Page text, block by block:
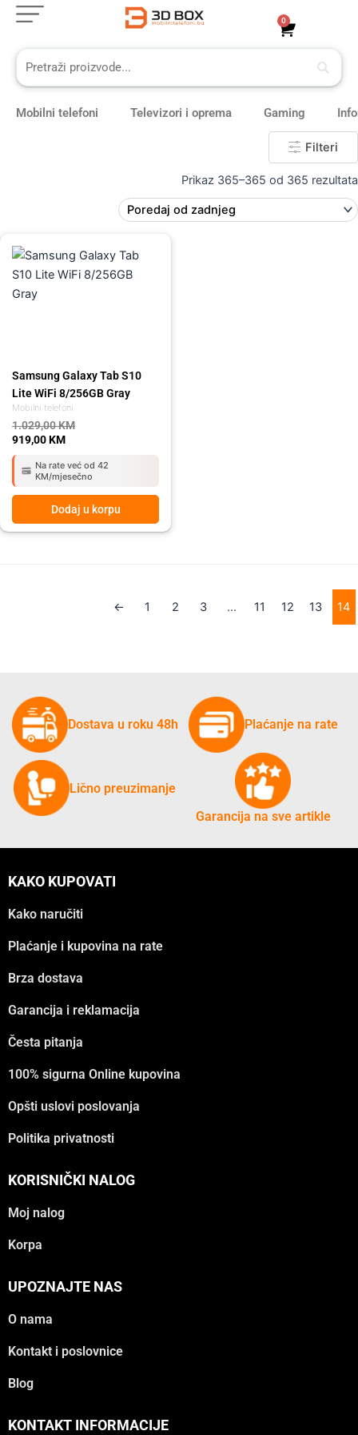
Skip
content
0
Cart
Mobilni telefoni Televizori i oprema Gaming
Filteri
Prikaz 365–365 od 365 rezultata
Mobilni telefoni
Samsung Galaxy Tab S10
Lite WiFi 8/256GB Gray
1.029,00KM
price
was:
1.029,00 KM.
919,00KM
price
is:
919,00 KM.
Na rate već od 42
KM/mjesečno
Dodaj u korpu
← 1 2 3 … 11 12 13 14
Dostava u roku 48h Plaćanje na rate
Lično preuzimanje
Garancija na sve artikle
KAKO KUPOVATI
Kako naručiti
Plaćanje i kupovina na rate
Brza dostava
Garancija i reklamacija
Česta pitanja
100% sigurna Online kupovina
Opšti uslovi poslovanja
Politika privatnosti
KORISNIČKI NALOG
Moj nalog
Korpa
UPOZNAJTE NAS
O nama
Kontakt i poslovnice
Blog
KONTAKT INFORMACIJE